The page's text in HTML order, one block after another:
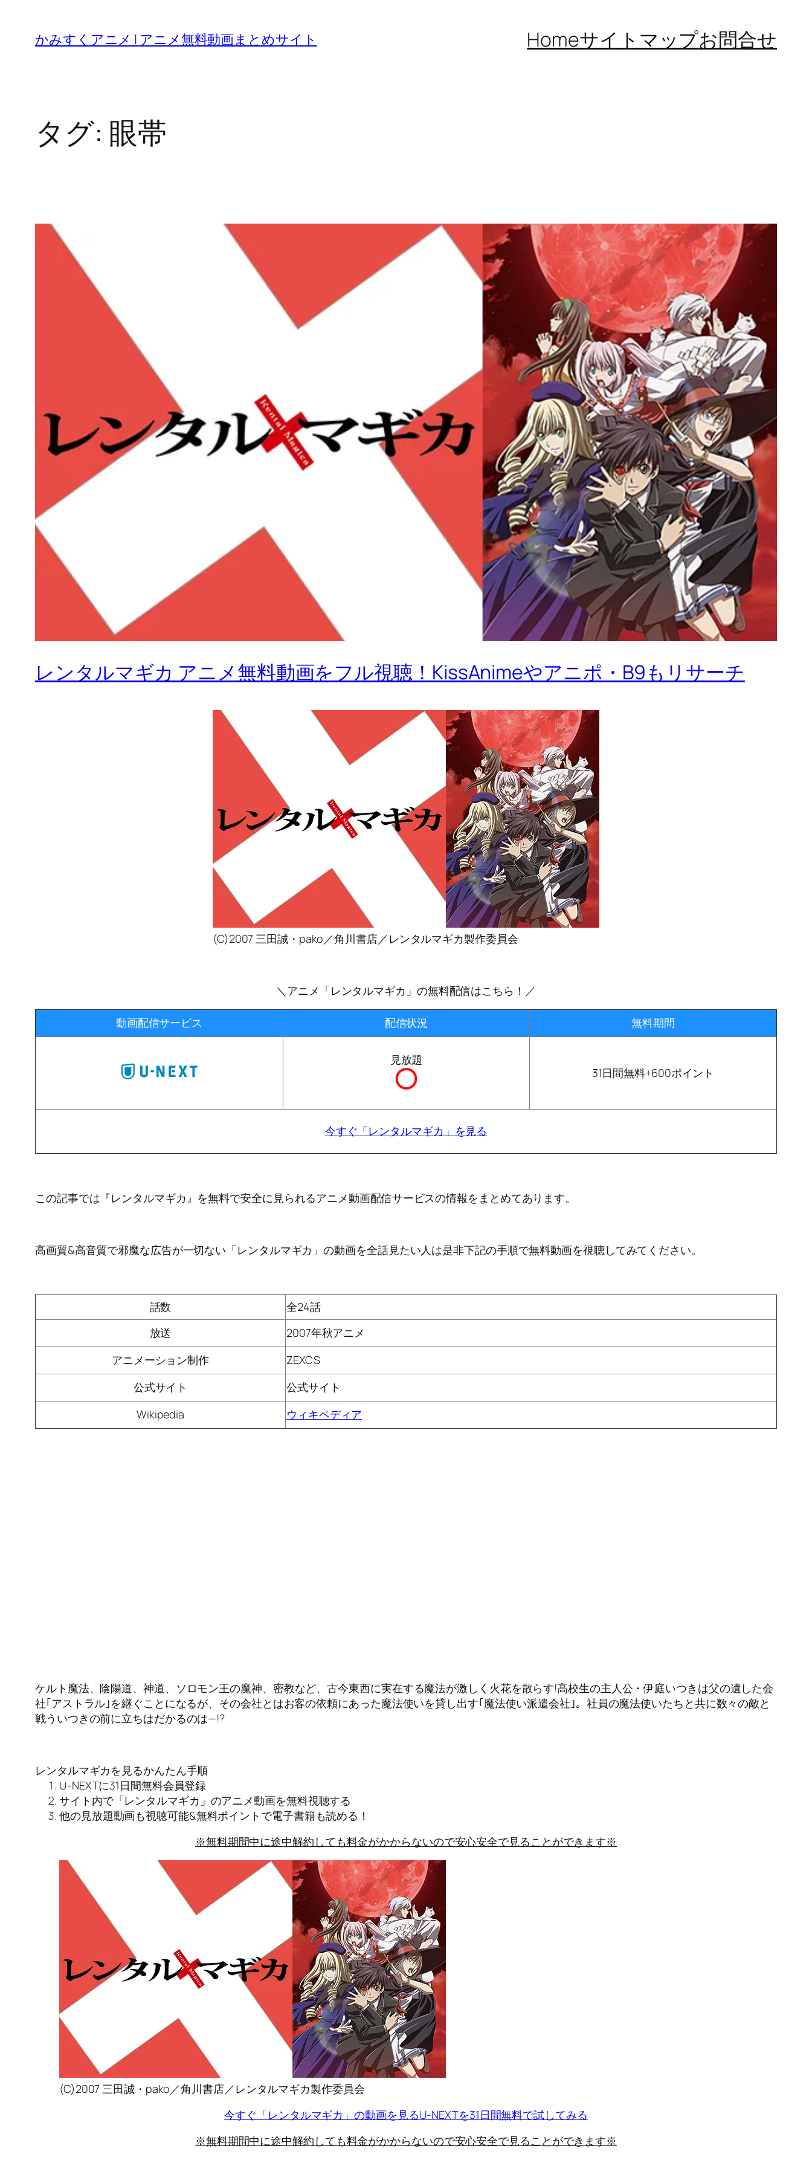
かみすくアニメ | アニメ無料動画まとめサイト Homeサイトマップお問合せ
タグ: 眼帯
レンタルマギカ アニメ無料動画をフル視聴！KissAnimeやアニポ・B9もリサーチ
(C)2007 三田誠・pako／角川書店／レンタルマギカ製作委員会
＼アニメ「レンタルマギカ」の無料配信はこちら！／
動画配信サービス 配信状況 無料期間
見放題
31日間無料+600ポイント
今すぐ「レンタルマギカ」を見る
この記事では『レンタルマギカ』を無料で安全に見られるアニメ動画配信サービスの情報をまとめてあります。
高画質&高音質で邪魔な広告が一切ない「レンタルマギカ」の動画を全話見たい人は是非下記の手順で無料動画を視聴してみてください。
話数
全24話
放送
2007年秋アニメ
アニメーション制作
ZEXCS
公式サイト
公式サイト
Wikipedia
ウィキペディア
ケルト魔法、陰陽道、神道、ソロモン王の魔神、密教など、古今東西に実在する魔法が激しく火花を散らす!高校生の主人公・伊庭いつきは父の遺した会
社｢アストラル｣を継ぐことになるが、その会社とはお客の依頼にあった魔法使いを貸し出す｢魔法使い派遣会社｣。社員の魔法使いたちと共に数々の敵と
戦ういつきの前に立ちはだかるのは—!?
レンタルマギカを見るかんたん手順
U-NEXTに31日間無料会員登録
サイト内で「レンタルマギカ」のアニメ動画を無料視聴する
他の見放題動画も視聴可能&無料ポイントで電子書籍も読める！
※無料期間中に途中解約しても料金がかからないので安心安全で見ることができます※
(C)2007 三田誠・pako／角川書店／レンタルマギカ製作委員会
今すぐ「レンタルマギカ」の動画を見るU-NEXTを31日間無料で試してみる
※無料期間中に途中解約しても料金がかからないので安心安全で見ることができます※